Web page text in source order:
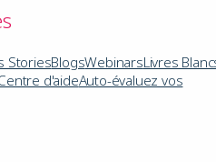
StoriesBlogsWebinarsLivres
d'aideAuto-évaluez vos